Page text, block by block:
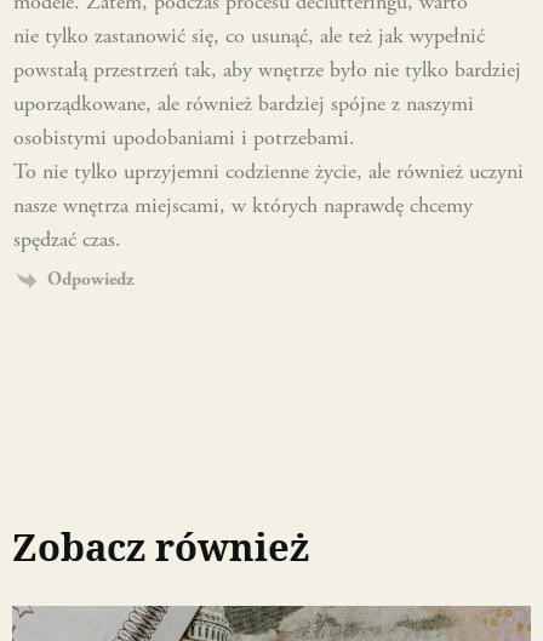
nie tylko zastanowić się, co usunąć, ale też jak wypełnić
powstałą przestrzeń tak, aby wnętrze było nie tylko bardziej
uporządkowane, ale również bardziej spójne z naszymi
osobistymi upodobaniami i potrzebami.
To nie tylko uprzyjemni codzienne życie, ale również uczyni
nasze wnętrza miejscami, w których naprawdę chcemy
spędzać czas.
Odpowiedz
Zobacz również